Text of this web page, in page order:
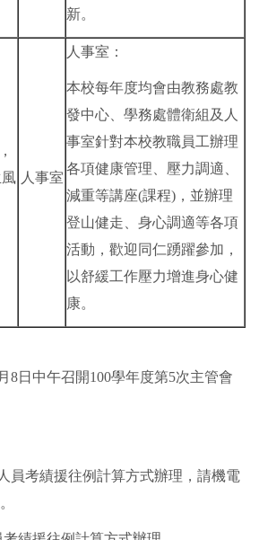
新。
人事室
人事室：
本校每年度均會由教務處教
發中心、學務處體衛組及人
事室針對本校教職員工辦理
各項健康管理、壓力調適、
減重等講座(課程)，並辦理
登山健走、身心調適等各項
活動，歡迎同仁踴躍參加，
以舒緩工作壓力增進身心健
康。
8日中午召開100學年度第5次主管會
考績援往例計算方式辦理，請機電